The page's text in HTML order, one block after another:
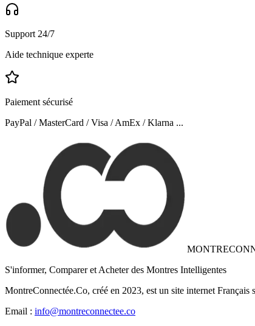
Support 24/7
Aide technique experte
Paiement sécurisé
PayPal / MasterCard / Visa / AmEx / Klarna ...
S'informer, Comparer et Acheter des Montres Intelligentes
MontreConnectée.Co, créé en 2023, est un site internet Français
Email : info@montreconnectee.co